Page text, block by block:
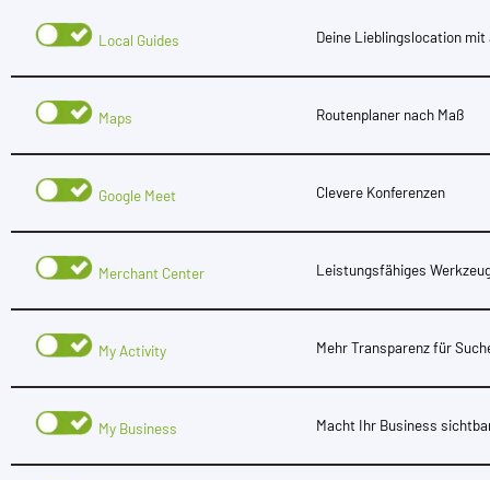
Local Guides Deine Lieblingslocation
Maps Routenplaner nach Maß
Google Meet Clevere Konferenzen
Merchant Center Leistungsfähiges
My Activity Mehr Transparenz für
My Business Macht Ihr Business